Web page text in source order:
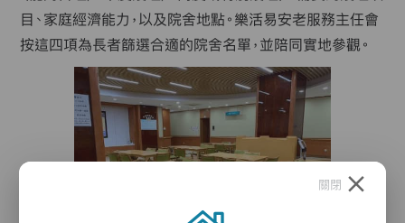
目、家庭經濟能力，以及院舍地點。樂活易安老服務主任會
按這四項為長者篩選合適的院舍名單，並陪同實地參觀。
關閉